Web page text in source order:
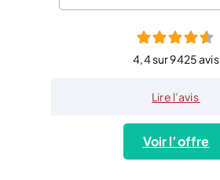
4,4 sur 9425 avis
Lire l’avis
Voir l’offre